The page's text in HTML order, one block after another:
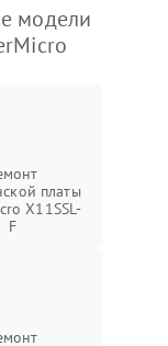
модели
платы
X11SSL-
F